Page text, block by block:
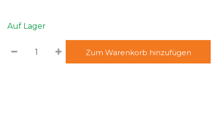
Auf Lager
Zum Warenkorb hinzufügen